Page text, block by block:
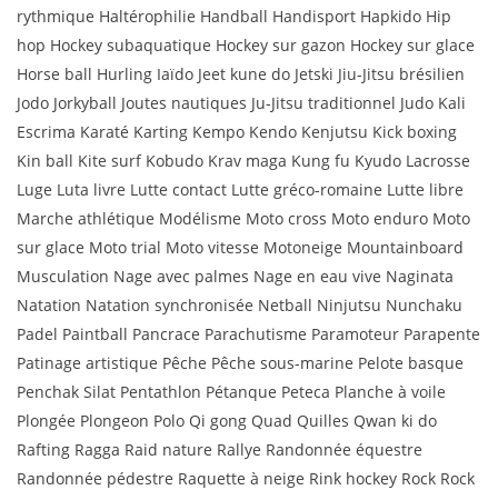
rythmique Haltérophilie Handball Handisport Hapkido Hip
hop Hockey subaquatique Hockey sur gazon Hockey sur glace
Horse ball Hurling Iaïdo Jeet kune do Jetski Jiu-Jitsu brésilien
Jodo Jorkyball Joutes nautiques Ju-Jitsu traditionnel Judo Kali
Escrima Karaté Karting Kempo Kendo Kenjutsu Kick boxing
Kin ball Kite surf Kobudo Krav maga Kung fu Kyudo Lacrosse
Luge Luta livre Lutte contact Lutte gréco-romaine Lutte libre
Marche athlétique Modélisme Moto cross Moto enduro Moto
sur glace Moto trial Moto vitesse Motoneige Mountainboard
Musculation Nage avec palmes Nage en eau vive Naginata
Natation Natation synchronisée Netball Ninjutsu Nunchaku
Padel Paintball Pancrace Parachutisme Paramoteur Parapente
Patinage artistique Pêche Pêche sous-marine Pelote basque
Penchak Silat Pentathlon Pétanque Peteca Planche à voile
Plongée Plongeon Polo Qi gong Quad Quilles Qwan ki do
Rafting Ragga Raid nature Rallye Randonnée équestre
Randonnée pédestre Raquette à neige Rink hockey Rock Rock